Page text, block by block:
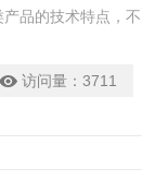
品的技术特点，不
访问量：3711